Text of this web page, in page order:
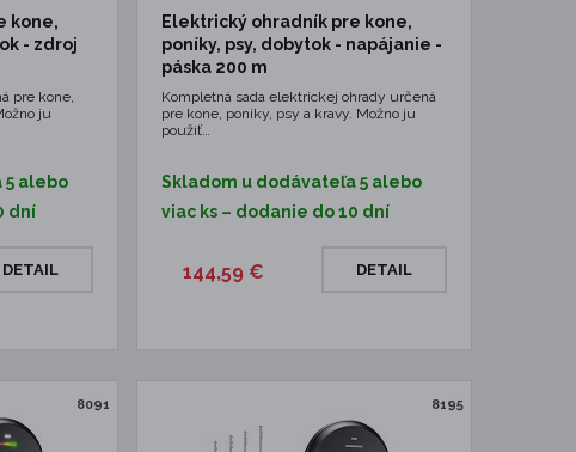
kone,
- zdroj
pre kone,
ju
alebo
dní
DETAIL
Elektrický ohradník pre kone,
poníky, psy, dobytok - napájanie -
páska 200 m
Kompletná sada elektrickej ohrady určená
pre kone, poníky, psy a kravy. Možno ju
použiť…
Skladom u dodávateľa 5 alebo
viac ks – dodanie do 10 dní
144,59 € DETAIL
8091 8195